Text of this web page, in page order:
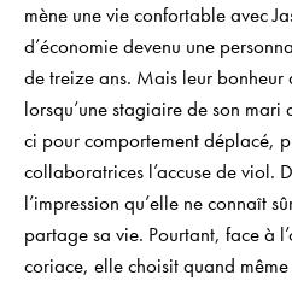
mène une vie confortable avec
d’économie devenu une
de treize ans. Mais leur
lorsqu’une stagiaire de son
ci pour comportement déplacé,
collaboratrices l’accuse de viol.
l’impression qu’elle ne connaît
partage sa vie. Pourtant, face à
coriace, elle choisit quand